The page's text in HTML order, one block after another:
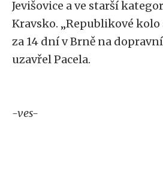
Jevišovice a ve starší
Kravsko. „Republikové kolo
za 14 dní v Brně na
uzavřel Pacela.
-ves-